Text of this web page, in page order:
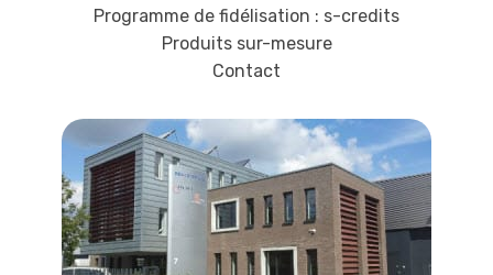
Programme de fidélisation : s-credits
Produits sur-mesure
Contact